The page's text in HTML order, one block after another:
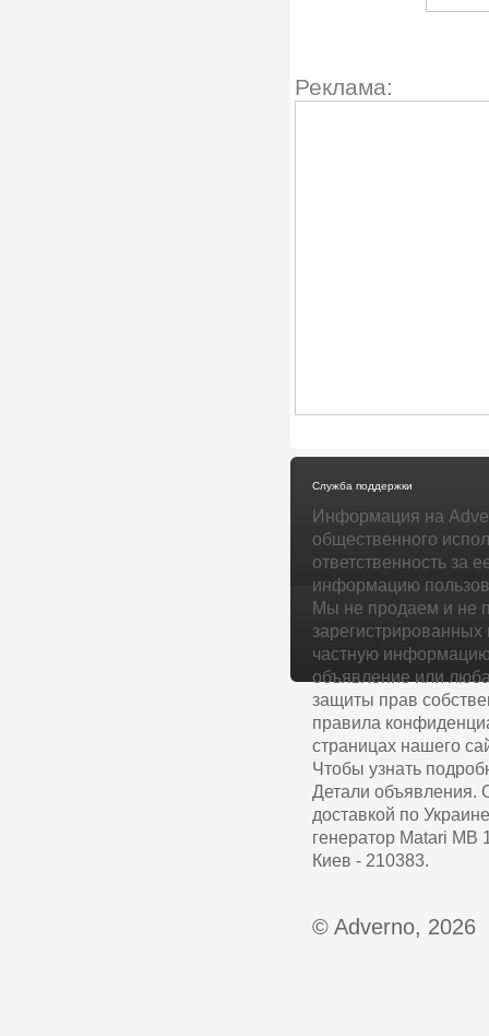
Реклама:
Служба поддержки
Информация на
общественного
ответственность за
информацию
Мы не продаем и не
частную информацию
объявление или
защиты прав
правила
страницах нашего
Чтобы узнать
Детали объявления.
доставкой по
генератор Matari MB
Киев - 210383.
© Adverno, 2026